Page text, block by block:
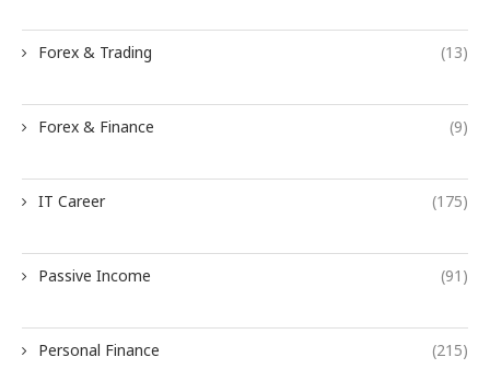
Forex & Trading (13)
Forex & Finance (9)
IT Career (175)
Passive Income (91)
Personal Finance (215)